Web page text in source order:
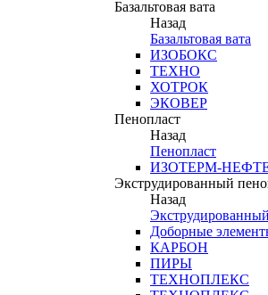
Базальтовая вата
Назад
Базальтовая вата
ИЗОБОКС
ТЕХНО
ХОТРОК
ЭКОВЕР
Пенопласт
Назад
Пенопласт
ИЗОТЕРМ-
Экструдированный
Назад
Доборные
КАРБОН
ПИРЫ
ТЕХНОПЛЕКС